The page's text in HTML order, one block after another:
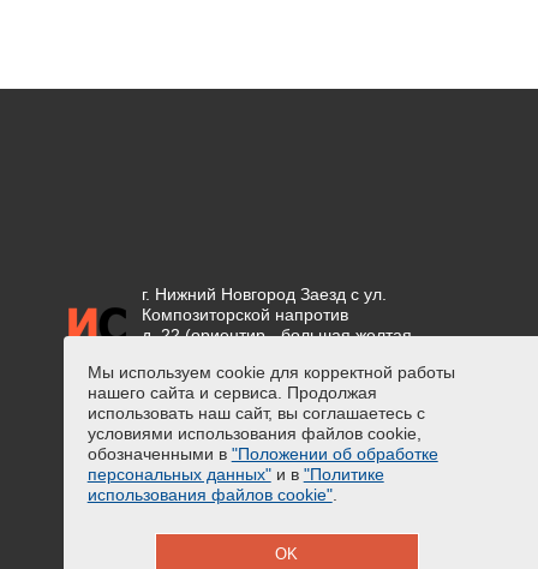
г. Нижний Новгород Заезд с ул.
Композиторской напротив
д. 22 (ориентир - большая желтая
Положение об обработке
персональных данных
Предупреждение о сборе
персональных данных
Политика использования файлов
Мы используем cookie для корректной работы
нашего сайта и сервиса. Продолжая
использовать наш сайт, вы соглашаетесь с
условиями использования файлов cookie,
обозначенными в "Положении об обработке
персональных данных"и в "Политике
использования файлов cookie".
OK